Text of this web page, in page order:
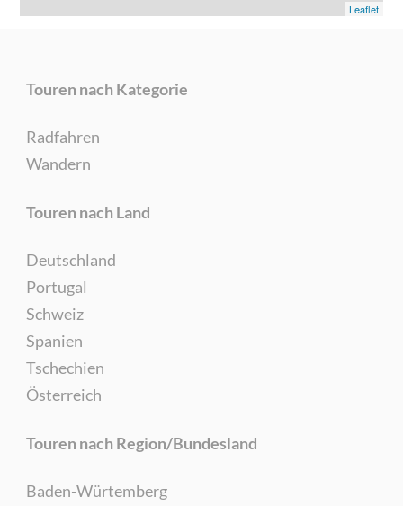
Leaflet
Touren nach Kategorie
Radfahren
Wandern
Touren nach Land
Deutschland
Portugal
Schweiz
Spanien
Tschechien
Österreich
Touren nach Region/Bundesland
Baden-Würtemberg